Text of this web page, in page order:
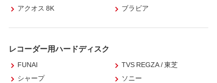
アクオス 8K
ブラビア
レコーダー用ハードディスク
FUNAI
TVS REGZA / 東芝
シャープ
ソニー